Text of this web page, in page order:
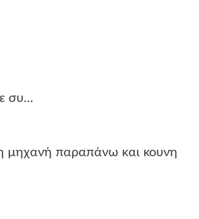
συ…
μηχανή παραπάνω και κουνη